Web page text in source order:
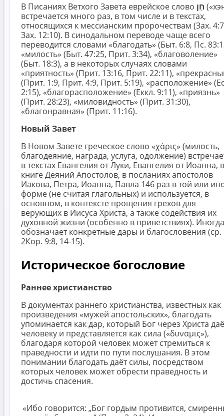
В Писаниях Ветхого Завета еврейское слово חֵן
встречается много раз, в том числе и в текстах,
относящихся к мессианским пророчествам (Зах.
Зах. 12:10). В синодальном переводе чаще всего
переводится словами «благодать» (Быт. 6:8, Пс.
«милость» (Быт. 47:25, Прит. 3:34), «благоволение»
(Быт. 18:3), а в некоторых случаях словами
«приятность» (Прит. 13:16, Прит. 22:11),
(Прит. 1:9, Прит. 4:9, Прит. 5:19), «расположение»
2:15), «благорасположение» (Еккл. 9:11), «приязнь»
(Прит. 28:23), «миловидность» (Прит. 31:30),
«благонравная» (Прит. 11:16).
Новый Завет
В Новом Завете греческое слово «χάρις» (милость,
благодеяние, награда, услуга, одолжение)
в текстах Евангелия от Луки, Евангелия от Иоанна, в
книге Деяний Апостолов, в посланиях апостолов
Иакова, Петра, Иоанна, Павла 146 раз в той или
форме (не считая глагольных) и используется, в
основном, в контексте прощения грехов для
верующих в Иисуса Христа, а также содействия их
духовной жизни (особенно в приветствиях). Иногда
обозначает конкретные дары и благословения (ср.
2Кор. 9:8, 14-15).
Историческое богословие
Раннее христианство
В документах раннего христианства, известных как
произведения «мужей апостольских», благодать
упоминается как дар, который Бог через Христа
человеку и представляется как сила («δυναμις»),
благодаря которой человек может стремиться к
праведности и идти по пути послушания. В этом
понимании благодать даёт силы, посредством
которых человек может обрести праведность и
достичь спасения.
«Ибо говорится: „Бог гордым противится,